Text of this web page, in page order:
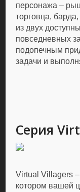
персонажа –
торговца, барда,
из двух
повседневных
подопечным
задачи и
Серия
Virtual Villagers
котором вашей